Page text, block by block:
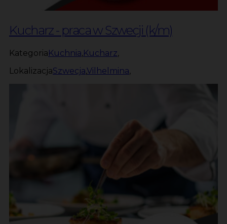
Kucharz - praca w Szwecji (k/m)
KategoriaKuchnia,Kucharz,
LokalizacjaSzwecja,Vilhelmina,